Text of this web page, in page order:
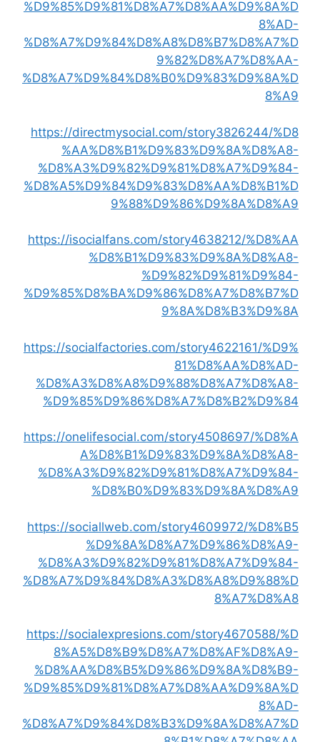
%D9%85%D9%81%D8%A7%D8%AA%D9%8A%D
8%AD-
%D8%A7%D9%84%D8%A8%D8%B7%D8%A7%D
9%82%D8%A7%D8%AA-
%D8%A7%D9%84%D8%B0%D9%83%D9%8A%D
8%A9
https://directmysocial.com/story3826244/%D8
%AA%D8%B1%D9%83%D9%8A%D8%A8-
%D8%A3%D9%82%D9%81%D8%A7%D9%84-
%D8%A5%D9%84%D9%83%D8%AA%D8%B1%D
9%88%D9%86%D9%8A%D8%A9
https://isocialfans.com/story4638212/%D8%AA
%D8%B1%D9%83%D9%8A%D8%A8-
%D9%82%D9%81%D9%84-
%D9%85%D8%BA%D9%86%D8%A7%D8%B7%D
9%8A%D8%B3%D9%8A
https://socialfactories.com/story4622161/%D9%
81%D8%AA%D8%AD-
%D8%A3%D8%A8%D9%88%D8%A7%D8%A8-
%D9%85%D9%86%D8%A7%D8%B2%D9%84
https://onelifesocial.com/story4508697/%D8%A
A%D8%B1%D9%83%D9%8A%D8%A8-
%D8%A3%D9%82%D9%81%D8%A7%D9%84-
%D8%B0%D9%83%D9%8A%D8%A9
https://sociallweb.com/story4609972/%D8%B5
%D9%8A%D8%A7%D9%86%D8%A9-
%D8%A3%D9%82%D9%81%D8%A7%D9%84-
%D8%A7%D9%84%D8%A3%D8%A8%D9%88%D
8%A7%D8%A8
https://socialexpresions.com/story4670588/%D
8%A5%D8%B9%D8%A7%D8%AF%D8%A9-
%D8%AA%D8%B5%D9%86%D9%8A%D8%B9-
%D9%85%D9%81%D8%A7%D8%AA%D9%8A%D
8%AD-
%D8%A7%D9%84%D8%B3%D9%8A%D8%A7%D